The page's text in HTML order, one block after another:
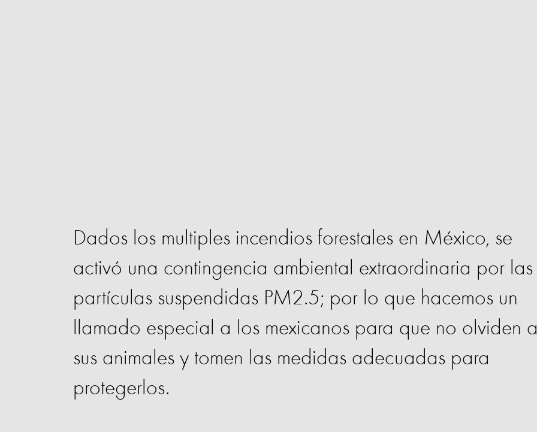
Dados los multiples incendios forestales en México, se
activó una contingencia ambiental extraordinaria por las
partículas suspendidas PM2.5; por lo que hacemos un
llamado especial a los mexicanos para que no olviden
sus animales y tomen las medidas adecuadas para
protegerlos.